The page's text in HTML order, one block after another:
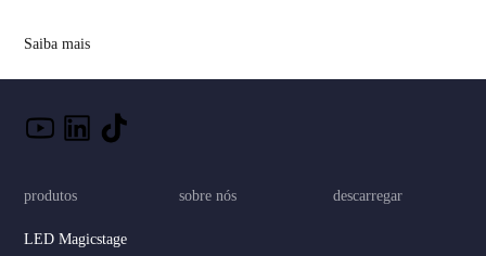
Saiba mais
produtos
LED Magicstage
sobre nós descarregar